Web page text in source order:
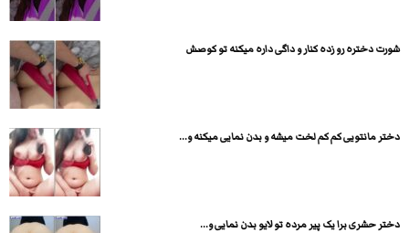
شورت دختره رو زده کنار و داگی داره میکنه تو کوصش
دختر مانتویی کم کم لخت میشه و بدن نمایی میکنه و...
دختر حشری برا یک پیر مرده تو لایو بدن نمایی و...